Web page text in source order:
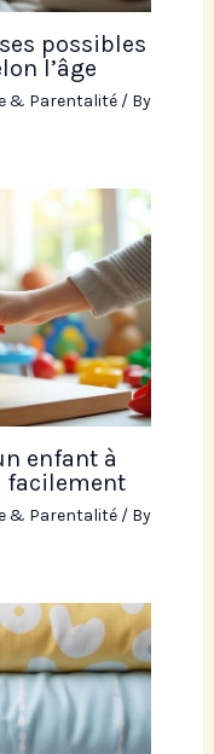
possibles
l’âge
& Parentalité/ By
enfant à
facilement
& Parentalité/ By